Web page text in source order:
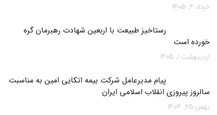
خرداد 2, 1405
رستاخیز طبیعت با اربعین شهادت رهبرمان گره
خورده است
اردیبهشت 1, 1405
پیام مدیرعامل شرکت بیمه اتکایی امین به مناسبت
سالروز پیروزی انقلاب اسلامی ایران
بهمن 25, 1404